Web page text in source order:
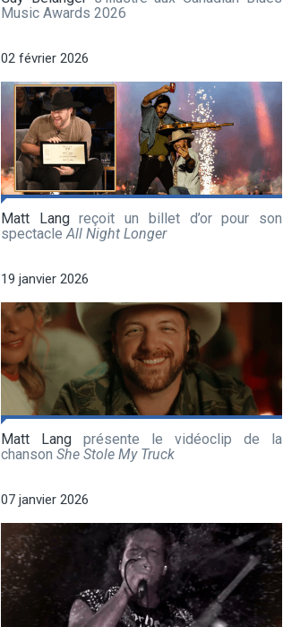
Music Awards 2026
02 février 2026
Matt Langreçoit un billet d’or pour son
spectacleAll Night Longer
19 janvier 2026
Matt Lang présente le vidéoclip de la
chanson She Stole My Truck
07 janvier 2026